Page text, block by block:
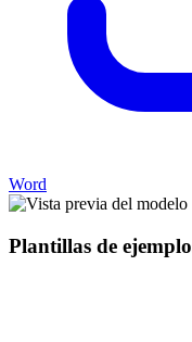
Word
Plantillas de